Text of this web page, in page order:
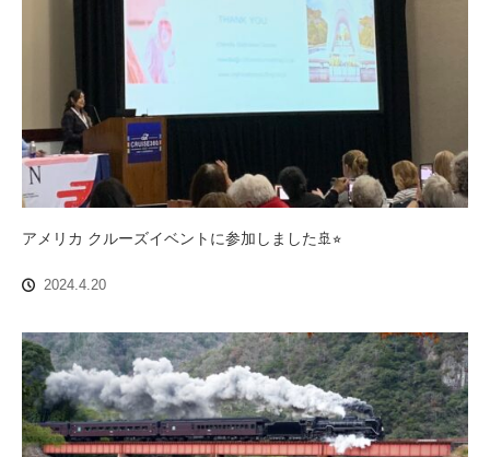
アメリカ クルーズイベントに参加しました🚢⭐︎
2024.4.20